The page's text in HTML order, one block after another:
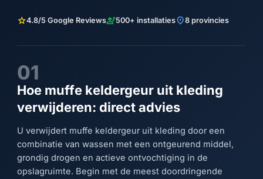
star4.8/5 Google Reviewsengineering500+ installatieslocation_on8 provincies
01
Hoe muffe keldergeur uit kleding
verwijderen: direct advies
U verwijdert muffe keldergeur uit kleding door een
combinatie van wassen met een ontgeurend middel,
grondig drogen en actieve ontvochtiging in de
opslagruimte. Begin met de meest doordringende